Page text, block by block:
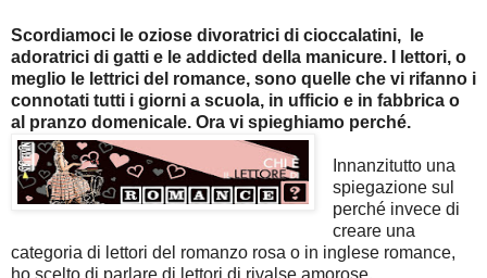
Scordiamoci le oziose divoratrici di cioccalatini, le
adoratrici di gatti e le addicted della manicure. I lettori, o
meglio le lettrici del romance, sono quelle che vi rifanno i
connotati tutti i giorni a scuola, in ufficio e in fabbrica o
al pranzo domenicale. Ora vi spieghiamo perché.
Innanzitutto una
spiegazione sul
perché invece di
creare una
categoria di lettori del romanzo rosa o in inglese romance,